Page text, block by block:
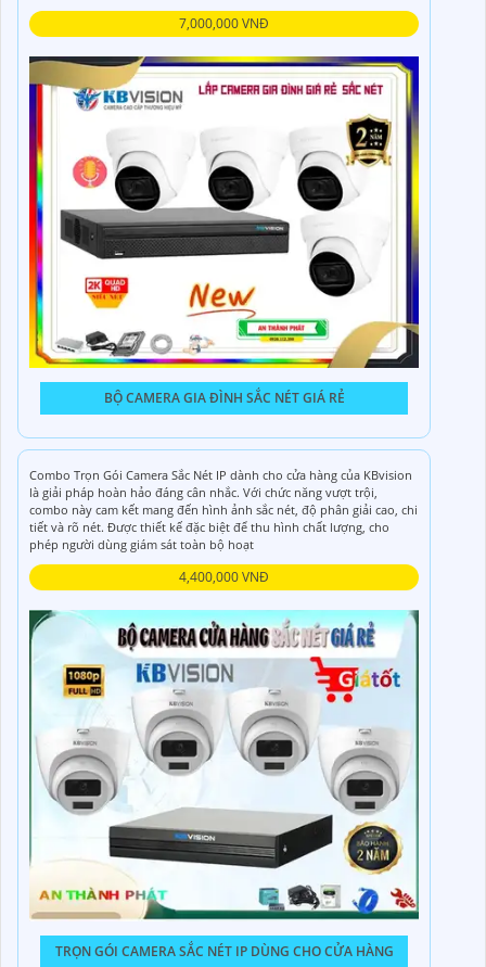
BỘ CAMERA GIA ĐÌNH SẮC NÉT GIÁ RẺ
7,000,000 VNĐ
TRỌN GÓI CAMERA SẮC NÉT IP DÙNG CHO CỬA HÀNG
Combo Trọn Gói Camera Sắc Nét IP dành cho cửa hàng của KBvision
là giải pháp hoàn hảo đáng cân nhắc. Với chức năng vượt trội,
combo này cam kết mang đến hình ảnh sắc nét, độ phân giải cao, chi
tiết và rõ nét. Được thiết kế đặc biệt để thu hình chất lượng, cho
phép người dùng giám sát toàn bộ hoạt
4,400,000 VNĐ